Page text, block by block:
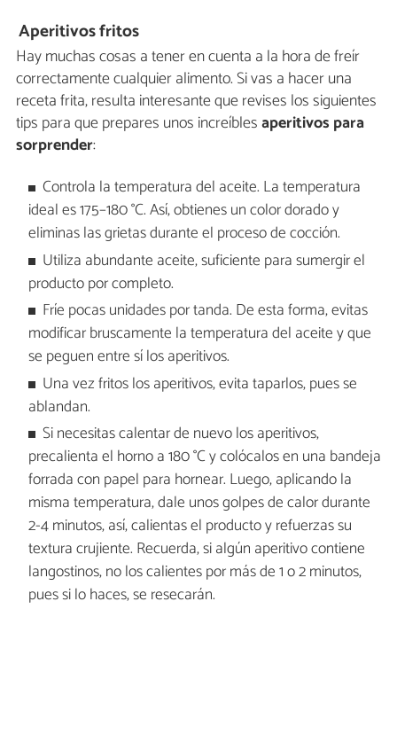
Aperitivos fritos
Hay muchas cosas a tener en cuenta a la hora de freír
correctamente cualquier alimento. Si vas a hacer una
receta frita, resulta interesante que revises los siguientes
tips para que prepares unos increíblesaperitivos para
sorprender:
Controla la temperatura del aceite. La temperatura
ideal es 175–180 °C. Así, obtienes un color dorado y
eliminas las grietas durante el proceso de cocción.
Utiliza abundante aceite, suficiente para sumergir el
producto por completo.
Fríe pocas unidades por tanda. De esta forma, evitas
modificar bruscamente la temperatura del aceite y que
se peguen entre sí los aperitivos.
Una vez fritos los aperitivos, evita taparlos, pues se
ablandan.
Si necesitas calentar de nuevo los aperitivos,
precalienta el horno a 180 °C y colócalos en una bandeja
forrada con papel para hornear. Luego, aplicando la
misma temperatura, dale unos golpes de calor durante
2-4 minutos, así, calientas el producto y refuerzas su
textura crujiente. Recuerda, si algún aperitivo contiene
langostinos, no los calientes por más de 1 o 2 minutos,
pues si lo haces, se resecarán.